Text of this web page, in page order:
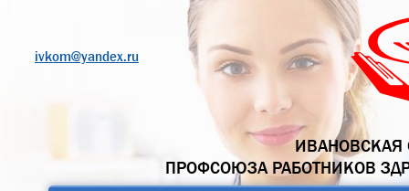
ivkom@yandex.ru
ИВАНОВСКАЯ
ПРОФСОЮЗА РАБОТНИКОВ